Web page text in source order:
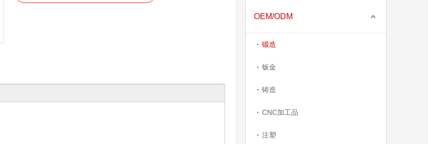
OEM/ODM
锻造
钣金
铸造
CNC加工品
注塑